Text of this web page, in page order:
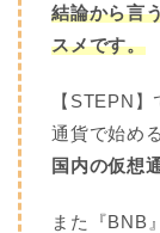
結論から言
スメです。
【STEPN
通貨で始め
国内の仮想
また『BNB